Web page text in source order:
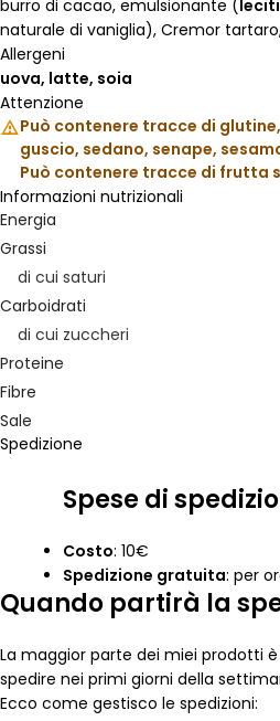
burro di cacao, emulsionante (
naturale di vaniglia), Cremor
Allergeni
uova, latte, soia
Attenzione
Può contenere tracce di
guscio, sedano, senape,
Può contenere tracce di frutta
Informazioni nutrizionali
Energia
Grassi
di cui saturi
Carboidrati
di cui zuccheri
Proteine
Fibre
Sale
Spedizione
Spese di
Costo: 10€
Spedizione gratuita: per
Quando partirà la
La maggior parte dei miei prodotti
spedire nei primi giorni della
Ecco come gestisco le spedizioni: